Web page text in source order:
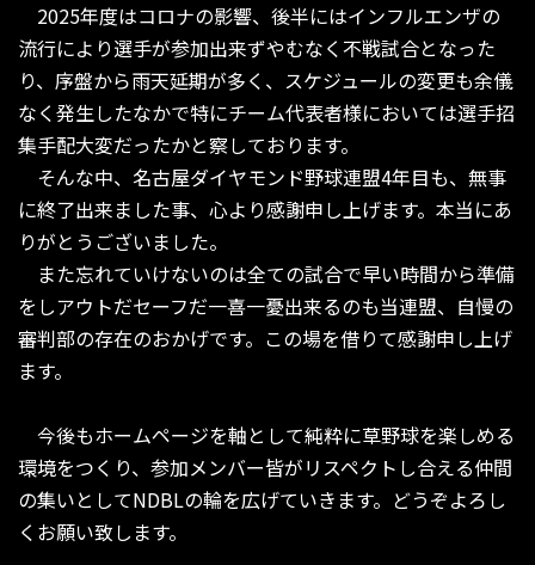
2025年度はコロナの影響、後半にはインフルエンザの
流行により選手が参加出来ずやむなく不戦試合となった
り、序盤から雨天延期が多く、スケジュールの変更も余儀
なく発生したなかで特にチーム代表者様においては選手招
集手配大変だったかと察しております。
そんな中、名古屋ダイヤモンド野球連盟4年目も、無事
に終了出来ました事、心より感謝申し上げます。本当にあ
りがとうございました。
また忘れていけないのは全ての試合で早い時間から準備
をしアウトだセーフだ一喜一憂出来るのも当連盟、自慢の
審判部の存在のおかげです。この場を借りて感謝申し上げ
ます。
今後もホームページを軸として純粋に草野球を楽しめる
環境をつくり、参加メンバー皆がリスペクトし合える仲間
の集いとしてNDBLの輪を広げていきます。どうぞよろし
くお願い致します。